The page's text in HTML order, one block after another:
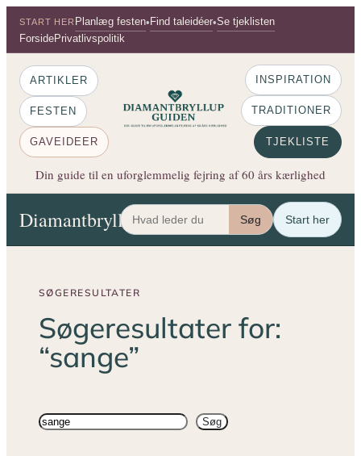
Spring
indhold
START HER Planlæg festen• Find taleidéer•Se tjeklisten
ForsidePrivatlivspolitik
ARTIKLER
FESTEN
GAVEIDEER
INSPIRATION
TRADITIONER
TJEKLISTE
Din guide til en uforglemmelig fejring af 60 års kærlighed
Diamantbryllup Guiden Artikler Festen
Søg Start her
SØGERESULTATER
Søgeresultater for:
“sange”
Søg
Søg